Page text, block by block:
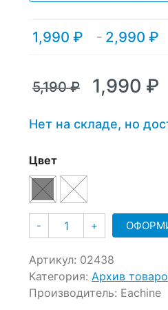
ratings
1,990 ₽ – 2,990 ₽
Диапазон
2,990 ₽
5,190₽
Первоначальная
цена
5,190 ₽.
1,990 ₽
Текущая
цена:
Нет на складе, но
Цвет
- Количество
+
Артикул: 02438
Категория: Архив
Производитель: Eachine